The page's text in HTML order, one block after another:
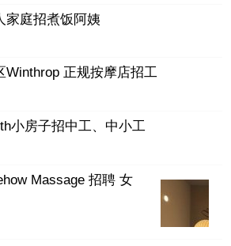
家庭招煮饭阿姨
南区Winthrop 正规按摩店招工
小房子招中工、中小工
Massage 招聘 女